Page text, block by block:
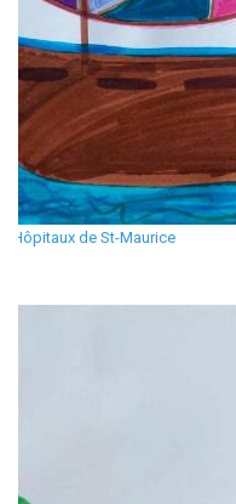
Hôpitaux de St-Maurice